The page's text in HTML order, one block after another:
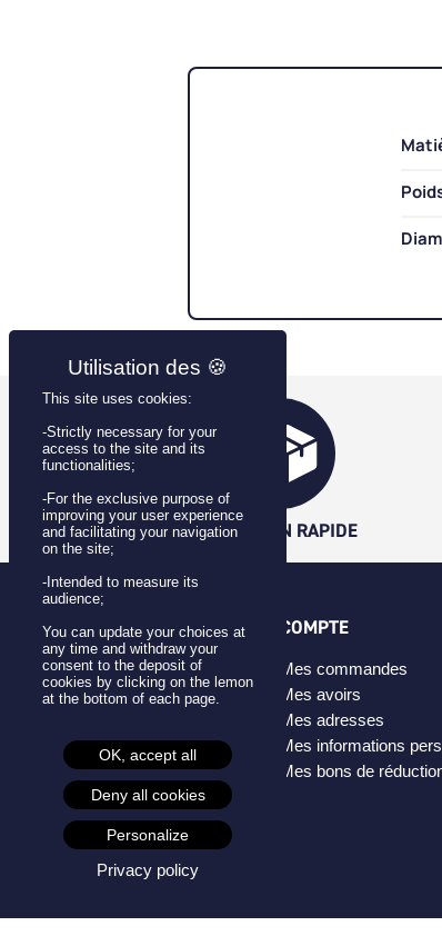
LIVRAISON RAPIDE
CATÉGORIES
Badges
Pins
Créateurs
COMPTE
Mes commandes
Mes avoirs
Mes adresses
Mes informations
Mes bons de
This site uses cookies:
-Strictly necessary for your
access to the site and its
functionalities;
-For the exclusive purpose of
improving your user experience
and facilitating your navigation
on the site;
-Intended to measure its
audience;
You can update your choices at
any time and withdraw your
consent to the deposit of
cookies by clicking on the lemon
at the bottom of each page.
OK, accept all
Deny all cookies
Personalize
Privacy policy